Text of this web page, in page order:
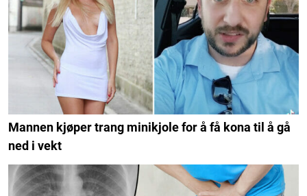
Mannen kjøper trang minikjole for å få kona til å gå
ned i vekt